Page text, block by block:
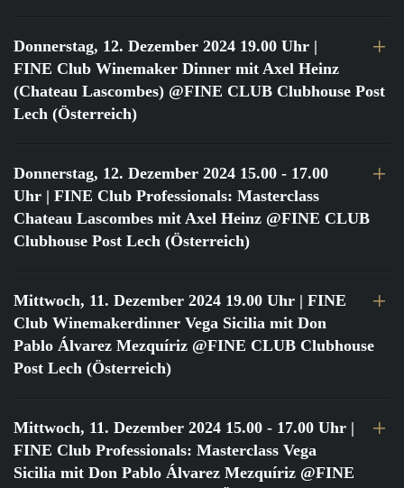
Donnerstag, 12. Dezember 2024 19.00 Uhr |
FINE Club Winemaker Dinner mit Axel Heinz
(Chateau Lascombes) @FINE CLUB Clubhouse Post
Lech (Österreich)
Donnerstag, 12. Dezember 2024 15.00 - 17.00
Uhr | FINE Club Professionals: Masterclass
Chateau Lascombes mit Axel Heinz @FINE CLUB
Clubhouse Post Lech (Österreich)
Mittwoch, 11. Dezember 2024 19.00 Uhr | FINE
Club Winemakerdinner Vega Sicilia mit Don
Pablo Álvarez Mezquíriz @FINE CLUB Clubhouse
Post Lech (Österreich)
Mittwoch, 11. Dezember 2024 15.00 - 17.00 Uhr |
FINE Club Professionals: Masterclass Vega
Sicilia mit Don Pablo Álvarez Mezquíriz @FINE